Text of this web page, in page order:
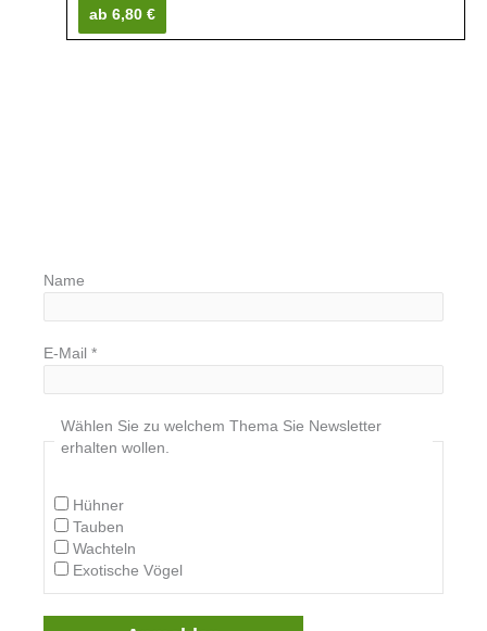
ab 6,80 €
Name
E-Mail *
Wählen Sie zu welchem Thema Sie Newsletter
erhalten wollen.
Hühner
Tauben
Wachteln
Exotische Vögel